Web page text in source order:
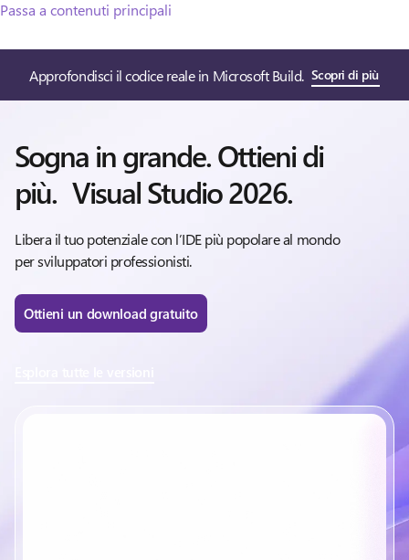
Passa a contenuti principali
Approfondisci il codice reale in Microsoft Build. Scopri di più
Sogna in grande. Ottieni di
più. Visual Studio 2026.
Libera il tuo potenziale con l’IDE più popolare al mondo
per sviluppatori professionisti.
Ottieni un download gratuito